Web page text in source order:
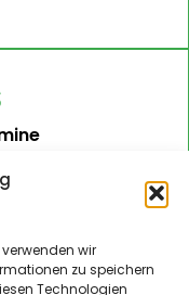
wir
zu speichern
Technologien